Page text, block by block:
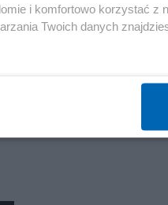
i refleksji na ten
i komfortowo korzystać z
Twoich danych